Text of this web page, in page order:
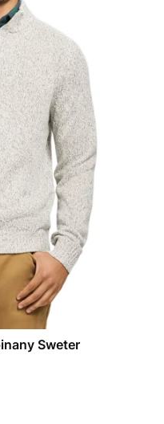
Sweter